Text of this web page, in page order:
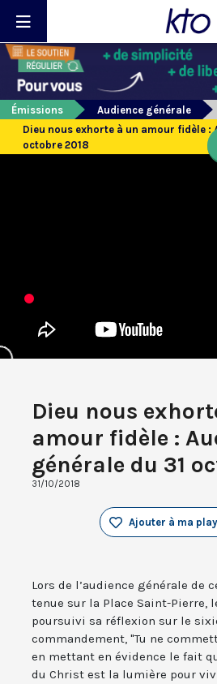
Émissions
Audience générale
Dieu nous exhorte à un amour fidèle :
octobre 2018
Dieu nous
amour fidèle :
générale du 31
31/10/2018
Ajouter à ma
Lors de l’audience générale de
tenue sur la Place Saint-Pierre,
poursuivi sa réflexion sur le
commandement, "Tu ne
en mettant en évidence le fait
du Christ est la lumière pour